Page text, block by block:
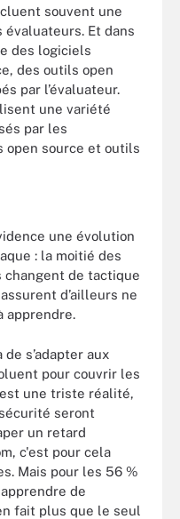
souvent une
Et dans
des logiciels
des outils open
par l’évaluateur.
une variété
par les
open source et outils
une évolution
: la moitié des
changent de tactique
d’ailleurs ne
apprendre.
de s’adapter aux
pour couvrir les
une triste réalité,
seront
un retard
c'est pour cela
Mais pour les 56 %
de
fait plus que le seul